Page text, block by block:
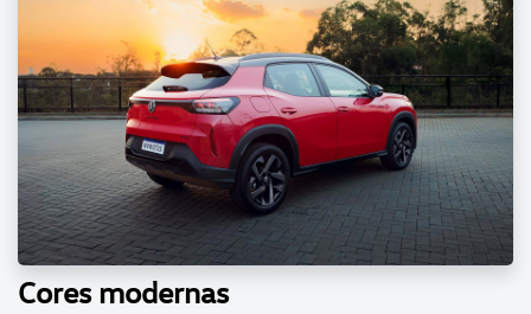
Cores modernas